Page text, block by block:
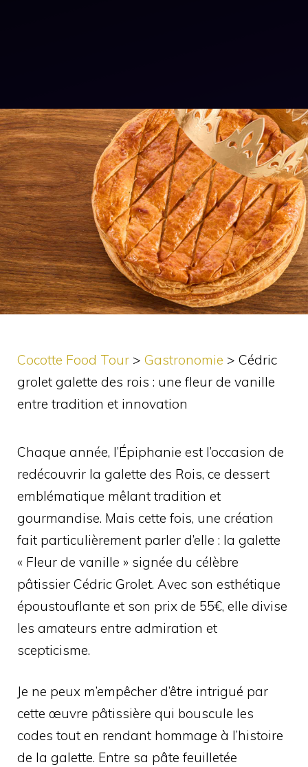
Cocotte Food Tour > Gastronomie > Cédric
grolet galette des rois : une fleur de vanille
entre tradition et innovation
Chaque année, l’Épiphanie est l’occasion de
redécouvrir la galette des Rois, ce dessert
emblématique mêlant tradition et
gourmandise. Mais cette fois, une création
fait particulièrement parler d’elle : la galette
« Fleur de vanille » signée du célèbre
pâtissier Cédric Grolet. Avec son esthétique
époustouflante et son prix de 55€, elle divise
les amateurs entre admiration et
scepticisme.
Je ne peux m’empêcher d’être intrigué par
cette œuvre pâtissière qui bouscule les
codes tout en rendant hommage à l’histoire
de la galette. Entre sa pâte feuilletée